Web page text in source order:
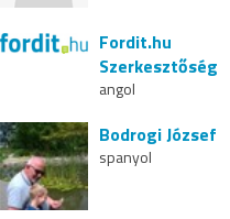
Fordit.hu
Szerkesztőség
angol
Bodrogi József
spanyol